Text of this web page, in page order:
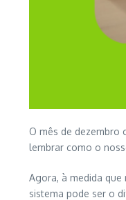
O mês de dezembro
lembrar como o
Agora, à medida
sistema pode ser o